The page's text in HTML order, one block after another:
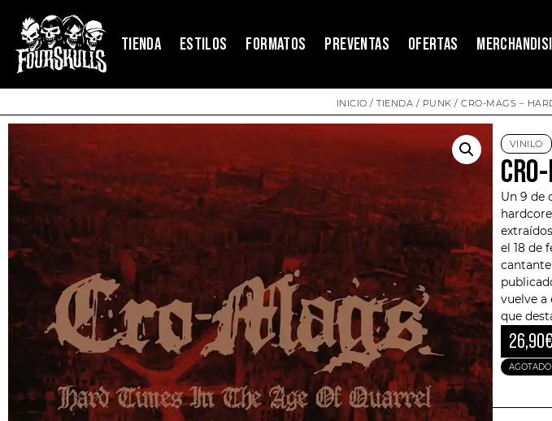
TIENDA ESTILOS FORMATOS PREVENTAS OFERTAS
INICIO /TIENDA / PUNK / CRO-MAGS –
VINILO
Un 9 de
el 18 de
vuelve a
que
26,90€
AGOTADO